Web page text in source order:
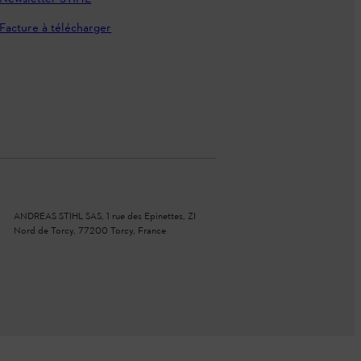
Facture à télécharger
ANDREAS STIHL SAS, 1 rue des Epinettes, ZI
Nord de Torcy, 77200 Torcy, France